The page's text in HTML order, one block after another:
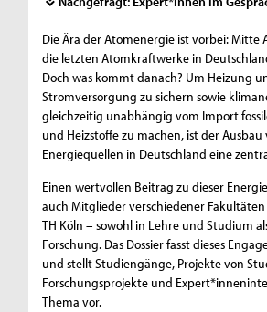
Die Ära der Atomenergie ist vorbei: Mitte
die letzten Atomkraftwerke in
Doch was kommt danach? Um Heizung
Stromversorgung zu sichern sowie
gleichzeitig unabhängig vom Import
und Heizstoffe zu machen, ist der
Energiequellen in Deutschland eine
Einen wertvollen Beitrag zu dieser
auch Mitglieder verschiedener
TH Köln – sowohl in Lehre und Studium
Forschung. Das Dossier fasst dieses
und stellt Studiengänge, Projekte von
Forschungsprojekte und
Thema vor.